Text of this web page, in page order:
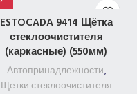
ESTOCADA 9414 Щётка
стеклоочистителя
(каркасные) (550мм)
Автопринадлежности,
Щетки стеклоочистителя